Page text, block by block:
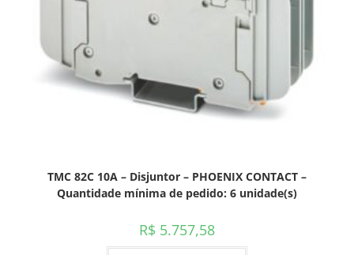
TMC 82C 10A – Disjuntor – PHOENIX CONTACT –
Quantidade mínima de pedido: 6 unidade(s)
R$ 5.757,58